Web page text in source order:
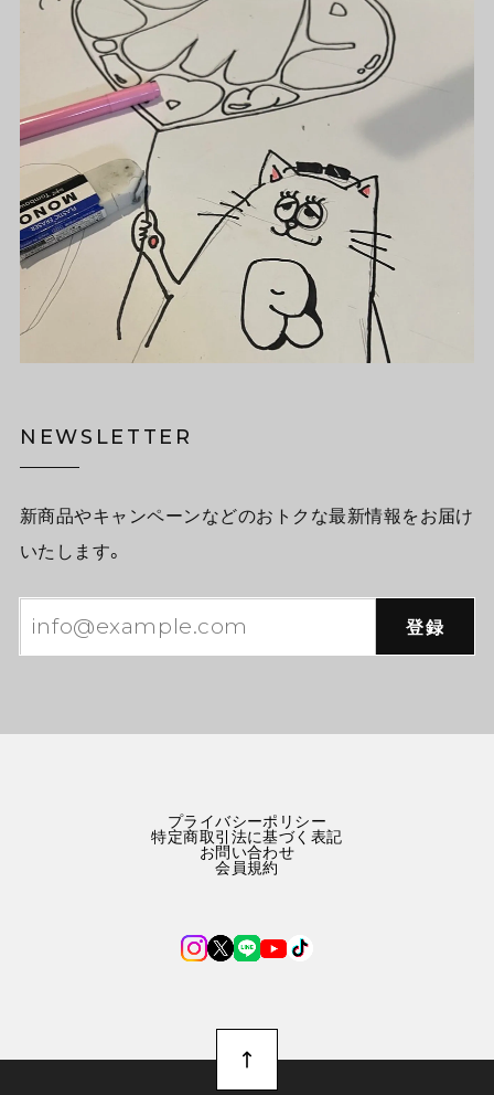
NEWSLETTER
新商品やキャンペーンなどのおトクな最新情報をお届け
いたします。
登録
プライバシーポリシー
特定商取引法に基づく表記
お問い合わせ
会員規約